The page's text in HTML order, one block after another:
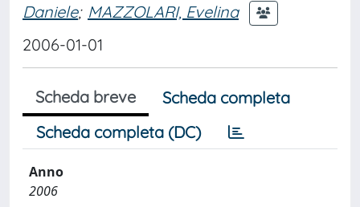
Daniele; MAZZOLARI, Evelina
2006-01-01
Scheda breve
Scheda completa
Scheda completa (DC)
Anno
2006